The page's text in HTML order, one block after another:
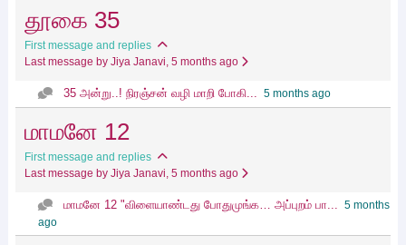
தூகை 35
First message and replies
Last message by Jiya Janavi, 5 months ago
35 அன்று..! நிரஞ்சன் வழி மாறி போகி... 5 months ago
மாமனே 12
First message and replies
Last message by Jiya Janavi, 5 months ago
மாமனே 12 "விளையாண்டது போதுமுங்க… அப்புறம் பா... 5 months
ago